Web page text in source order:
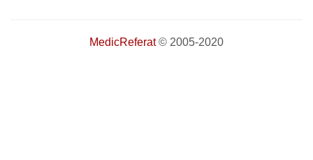
MedicReferat© 2005-2020